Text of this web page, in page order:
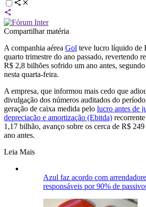
Compartilhar matéria
A companhia aérea Gol teve lucro líquido de
quarto trimestre do ano passado, revertendo
R$ 2,8 bilhões sofrido um ano antes,
nesta quarta-feira.
A empresa, que informou mais cedo que
divulgação dos números auditados do
geração de caixa medida pelo lucro antes de
depreciação e amortização (Ebitda)
1,17 bilhão, avanço sobre os cerca de R$
ano antes.
Leia Mais
Azul faz acordo com
responsáveis ​​por 90% de